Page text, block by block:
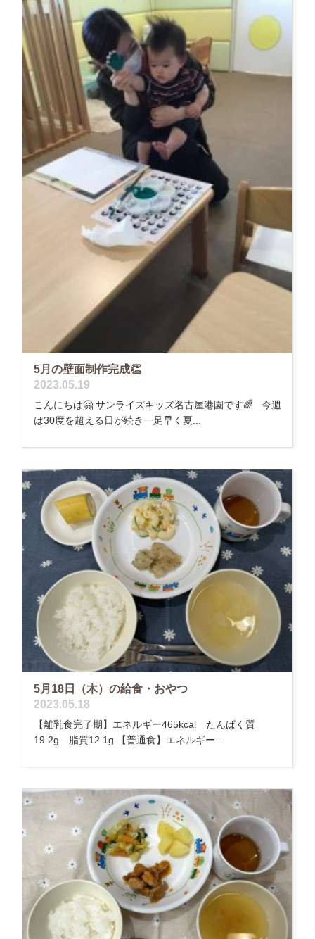
5月の壁面制作完成👏
2023.05.19
こんにちは🤗 サンライズキッズ名古屋港園です🌈 今週
は30度を超える日が続き一足早く夏...
5月18日（木）の給食・おやつ
2023.05.18
【離乳食完了期】エネルギー465kcal たんぱく質
19.2g 脂質12.1g 【普通食】エネルギー...